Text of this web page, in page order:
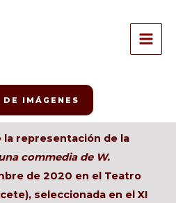
IMÁGENES
la representación de la
commedia de W.
de 2020 en el Teatro
seleccionada en el XI